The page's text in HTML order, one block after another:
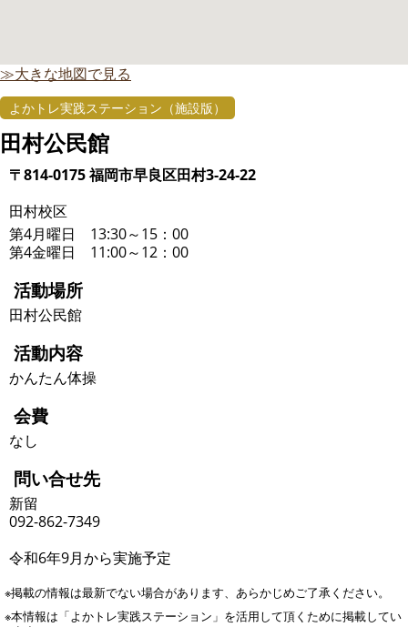
≫大きな地図で見る
よかトレ実践ステーション（施設版）
田村公民館
〒814-0175 福岡市早良区田村3-24-22
田村校区
第4月曜日 13:30～15：00
第4金曜日 11:00～12：00
活動場所
田村公民館
活動内容
かんたん体操
会費
なし
問い合せ先
新留
092-862-7349
令和6年9月から実施予定
※掲載の情報は最新でない場合があります、あらかじめご了承ください。
※本情報は「よかトレ実践ステーション」を活用して頂くために掲載してい